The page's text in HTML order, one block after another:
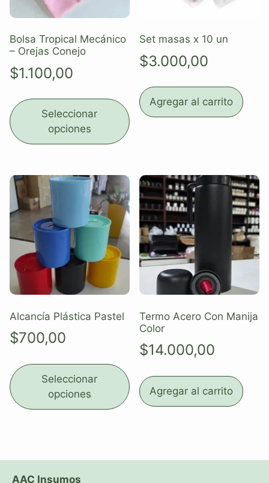
Bolsa Tropical Mecánico
– Orejas Conejo
$1.100,00
Seleccionar
opciones
Set masas x 10 un
$3.000,00
Agregar al carrito
Alcancía Plástica Pastel
$700,00
Seleccionar
opciones
Termo Acero Con Manija
Color
$14.000,00
Agregar al carrito
AAC Insumos